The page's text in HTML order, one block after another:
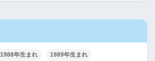
1988年生まれ 1989年生まれ